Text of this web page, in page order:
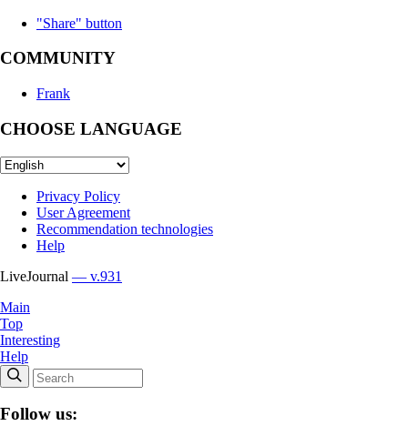
"Share" button
COMMUNITY
Frank
CHOOSE LANGUAGE
Privacy Policy
User Agreement
Recommendation technologies
Help
LiveJournal — v.931
Main
Top
Interesting
Help
Follow us: